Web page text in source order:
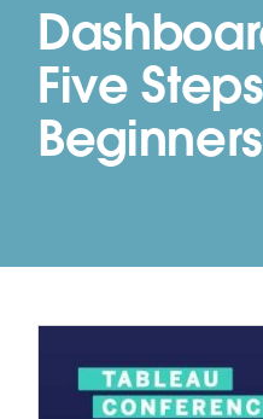
Five
Beginners